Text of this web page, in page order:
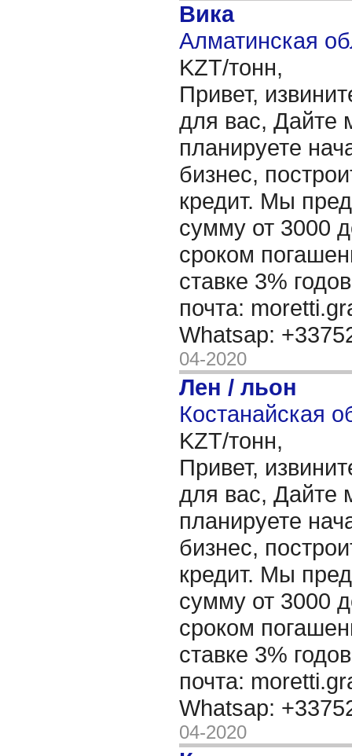
Вика
Алматинская
KZT/тонн,
Привет,
для вас, Дайте
планируете
бизнес,
кредит. Мы
сумму от 3000
сроком
ставке 3%
почта:
Whatsap:
04-2020
Лен / льон
Костанайская
KZT/тонн,
Привет,
для вас, Дайте
планируете
бизнес,
кредит. Мы
сумму от 3000
сроком
ставке 3%
почта:
Whatsap:
04-2020